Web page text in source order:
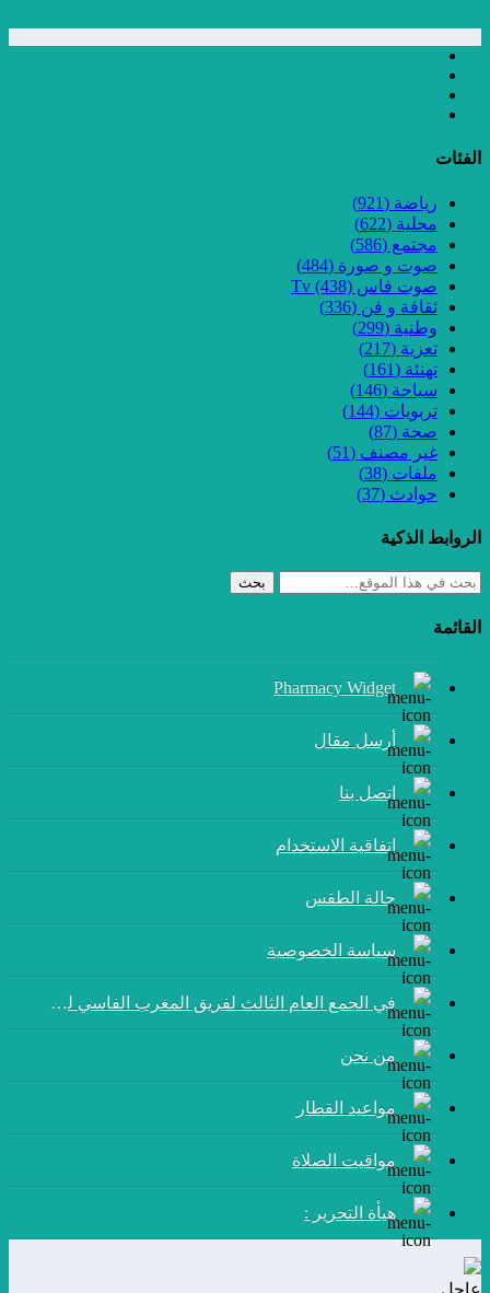
الفئات
رياضة (921)
محلية (622)
مجتمع (586)
صوت و صورة (484)
صوت فاس Tv (438)
ثقافة و فن (336)
وطنية (299)
تعزية (217)
تهنئة (161)
سياحة (146)
تربويات (144)
صحة (87)
غير مصنف (51)
ملفات (38)
حوادث (37)
الروابط الذكية
بحث
القائمة
Pharmacy Widget
أرسل مقال
إتصل بنا
اتفاقية الاستخدام
حالة الطقس
سياسة الخصوصية
في الجمع العام الثالث لفريق المغرب الفاسي لكرة القدم:
من نحن
مواعيد القطار
مواقيت الصلاة
هيأة التحرير :
عاجل